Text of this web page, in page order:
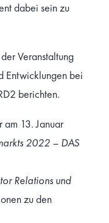
dabei sein zu
Veranstaltung
Entwicklungen bei
berichten.
am 13. Januar
2022 – DAS
Relations und
zu den